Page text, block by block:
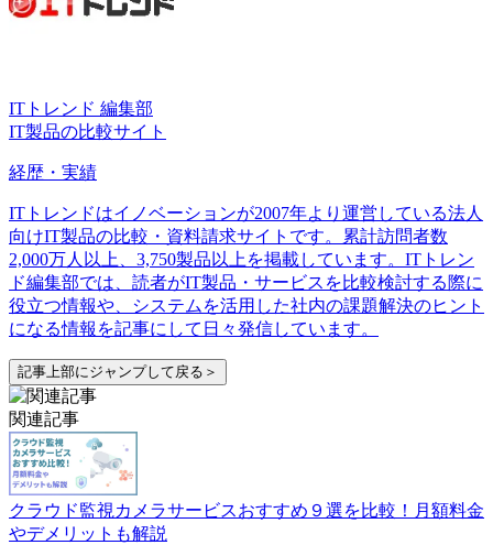
ITトレンド 編集部
IT製品の比較サイト
経歴・実績
ITトレンドはイノベーションが2007年より運営している法人
向けIT製品の比較・資料請求サイトです。累計訪問者数
2,000万人以上、3,750製品以上を掲載しています。ITトレン
ド編集部では、読者がIT製品・サービスを比較検討する際に
役立つ情報や、システムを活用した社内の課題解決のヒント
になる情報を記事にして日々発信しています。
記事上部にジャンプして戻る＞
関連記事
クラウド監視カメラサービスおすすめ９選を比較！月額料金
やデメリットも解説